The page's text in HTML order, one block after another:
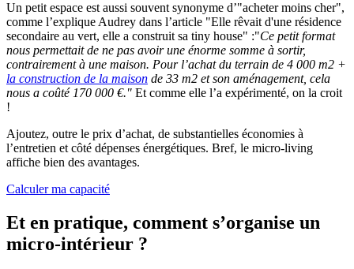
Un petit espace est aussi souvent synonyme d’"acheter moins cher",
comme l’explique Audrey dans l’article "Elle rêvait d'une résidence
secondaire au vert, elle a construit sa tiny house" :"Ce petit format
nous permettait de ne pas avoir une énorme somme à sortir,
contrairement à une maison. Pour l’achat du terrain de 4 000 m2 +
la construction de la maison de 33 m2 et son aménagement, cela
nous a coûté 170 000 €." Et comme elle l’a expérimenté, on la croit
!
Ajoutez, outre le prix d’achat, de substantielles économies à
l’entretien et côté dépenses énergétiques. Bref, le micro-living
affiche bien des avantages.
Calculer ma capacité
Et en pratique, comment s’organise un
micro-intérieur ?